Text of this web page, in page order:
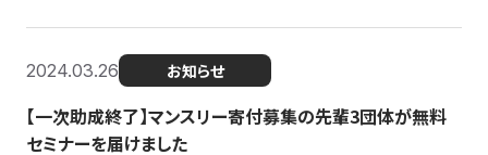
2024.03.26 お知らせ
【一次助成終了】マンスリー寄付募集の先輩3団体が無料
セミナーを届けました